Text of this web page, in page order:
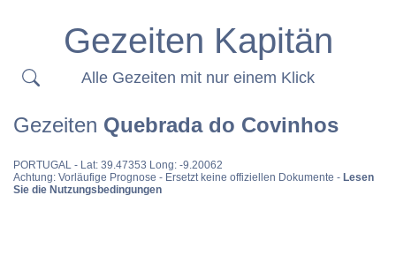
Gezeiten Kapitän
Alle Gezeiten mit nur einem Klick
Gezeiten Quebrada do Covinhos
PORTUGAL - Lat: 39.47353 Long: -9.20062
Achtung: Vorläufige Prognose - Ersetzt keine offiziellen Dokumente - Lesen
Sie die Nutzungsbedingungen